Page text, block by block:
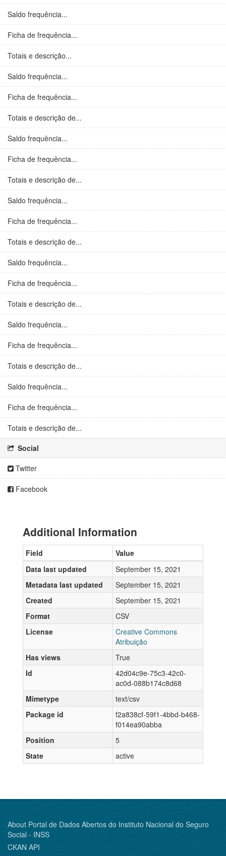
Saldo frequência...
Ficha de frequência...
Totais e descrição...
Saldo frequência...
Ficha de frequência...
Totais e descrição de...
Saldo frequência...
Ficha de frequência...
Totais e descrição de...
Saldo frequência...
Ficha de frequência...
Totais e descrição de...
Saldo frequência...
Ficha de frequência...
Totais e descrição de...
Saldo frequência...
Ficha de frequência...
Totais e descrição de...
Saldo frequência...
Ficha de frequência...
Totais e descrição de...
Social
Twitter
Facebook
Additional Information
Field
Value
Data last updated
September 15, 2021
Metadata last updated
September 15, 2021
Created
September 15, 2021
Format
CSV
License
Creative Commons
Atribuição
Has views
True
Id
42d04c9e-75c3-42c0-
ac0d-088b174c8d68
Mimetype
text/csv
Package id
f2a838cf-59f1-4bbd-b468-
f014ea90abba
Position
5
State
active
About Portal de Dados Abertos do Instituto Nacional do Seguro
Social - INSS
CKAN API